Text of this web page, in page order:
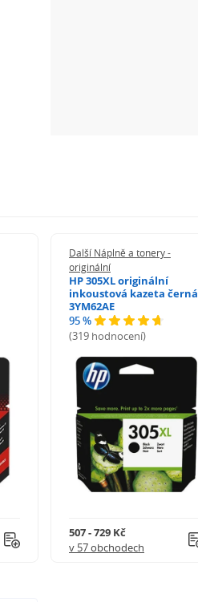
Další Náplně a tonery -
originální
HP 305XL originální
inkoustová kazeta černá
3YM62AE
95 %
(319 hodnocení)
507 - 729 Kč
v 57 obchodech